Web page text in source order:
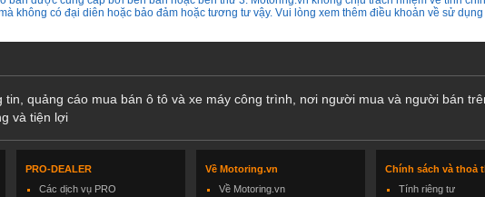
không có đại diên hoặc bảo đảm hoặc tương tư vậy. Vui lòng xem thêm điều khoản về sử
tin, quảng cáo mua bán ô tô và xe máy công trình, nơi người mua và người bán
và tiện lợi
PRO-DEALER
Các dịch vụ PRO
Về Motoring.vn
Về Motoring.vn
Chính sách và thoả
Tính riêng tư